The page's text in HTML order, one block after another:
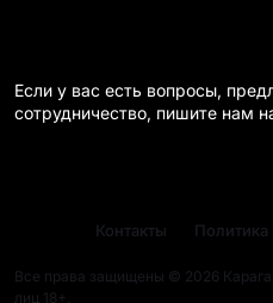
Если у вас есть вопросы,
сотрудничество, пишите нам
Все права защищены © 2026
лиц 18+.
Контакты